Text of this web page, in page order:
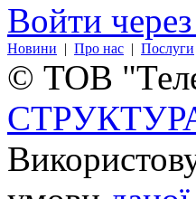
Войти
Новини | Про нас | Послуги
© ТОВ